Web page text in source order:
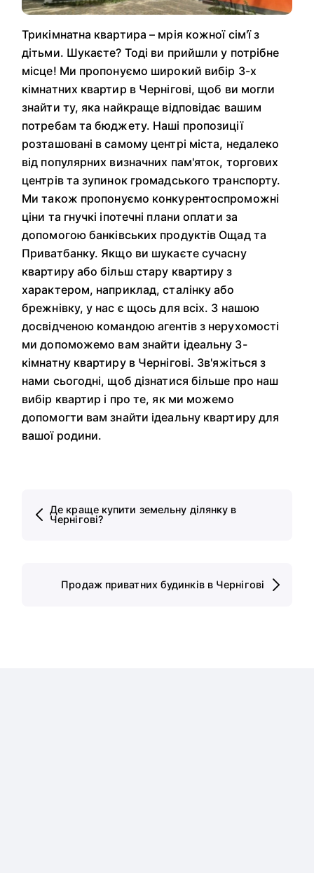
Трикімнатна квартира – мрія кожної сім'ї з
дітьми. Шукаєте? Тоді ви прийшли у потрібне
місце! Ми пропонуємо широкий вибір 3-х
кімнатних квартир в Чернігові, щоб ви могли
знайти ту, яка найкраще відповідає вашим
потребам та бюджету. Наші пропозиції
розташовані в самому центрі міста, недалеко
від популярних визначних пам'яток, торгових
центрів та зупинок громадського транспорту.
Ми також пропонуємо конкурентоспроможні
ціни та гнучкі іпотечні плани оплати за
допомогою банківських продуктів Ощад та
Приватбанку. Якщо ви шукаєте сучасну
квартиру або більш стару квартиру з
характером, наприклад, сталінку або
брежнівку, у нас є щось для всіх. З нашою
досвідченою командою агентів з нерухомості
ми допоможемо вам знайти ідеальну 3-
кімнатну квартиру в Чернігові. Зв'яжіться з
нами сьогодні, щоб дізнатися більше про наш
вибір квартир і про те, як ми можемо
допомогти вам знайти ідеальну квартиру для
вашої родини.
Де краще купити земельну ділянку в
Чернігові?
Продаж приватних будинків в Чернігові